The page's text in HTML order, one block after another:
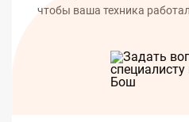
чтобы ваша техника